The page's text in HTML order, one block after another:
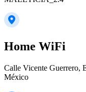
Home WiFi
Calle Vicente Guerrero,
México